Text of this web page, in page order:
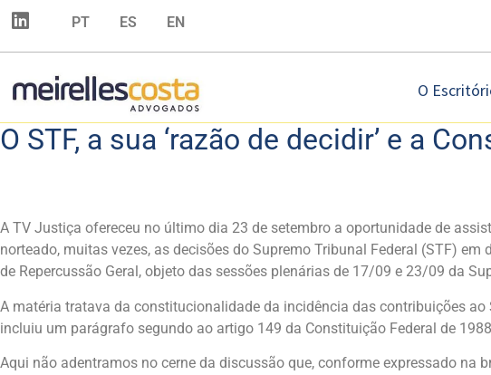
PT ES EN
O
O STF, a sua ‘razão de decidir’ e a
A TV Justiça ofereceu no último dia 23 de setembro a oportunidade de
norteado, muitas vezes, as decisões do Supremo Tribunal Federal (STF)
de Repercussão Geral, objeto das sessões plenárias de 17/09 e 23/09 da
A matéria tratava da constitucionalidade da incidência das contribuições ao
incluiu um parágrafo segundo ao artigo 149 da Constituição Federal de
Aqui não adentramos no cerne da discussão que, conforme expressado na